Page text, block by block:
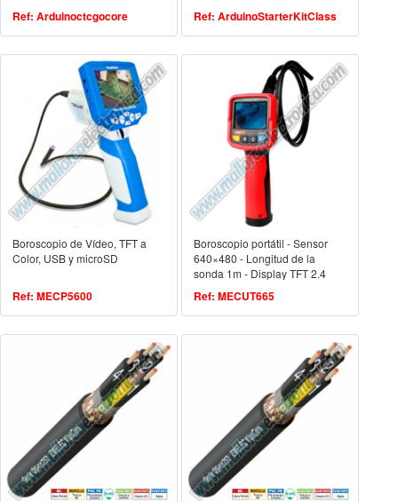
Ref: Arduinoctcgocore Ref: ArduinoStarterKitClass
Boroscopio de Vídeo, TFT a
Color, USB y microSD
Ref: MECP5600
Boroscopio portátil - Sensor
640×480 - Longitud de la
sonda 1m - Display TFT 2.4
Ref: MECUT665